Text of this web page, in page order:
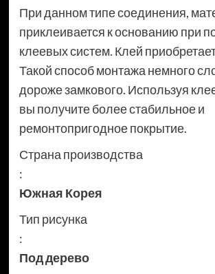
При данном типе соединения,
приклеивается к основанию при
клеевых систем. Клей
Такой способ монтажа немного
дороже замкового. Используя
вы получите более стабильное и
ремонтопригодное покрытие.
Страна производства
:
Южная Корея
Тип рисунка
:
Под дерево